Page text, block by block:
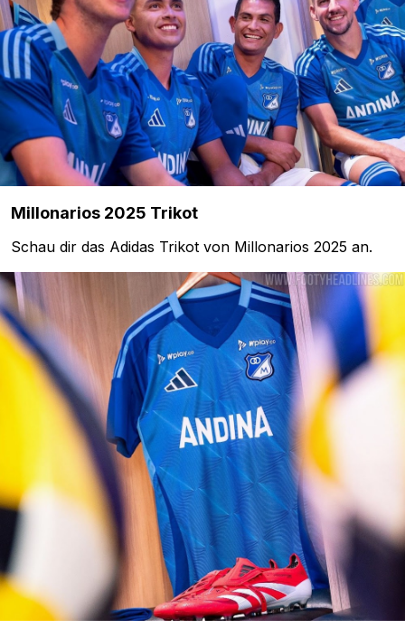
Millonarios 2025 Trikot
Schau dir das Adidas Trikot von Millonarios 2025 an.